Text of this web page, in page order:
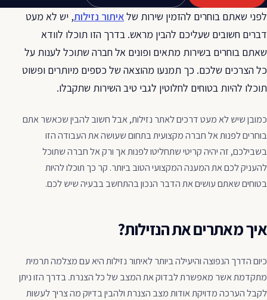
לפני שאתם בוחרים להזמין שירות שלאיתור נזילות, יש לא מעט
דברים חשובים שעליכם להבין מראש. בדרך הזו תוכלו לוודא
שאתם בוחרים בשירות מתאים ופונים אל חברה שתוכל לענות על
כל הצרכים שלכם. כך תמנעו מהוצאה של כספים מיותרים ופשוט
תוכלו להיות בטוחים לחלוטין לגבי טיב השירות שתקבלו.
כמובן שיש לא מעט דרכים לאתר נזילות, אבל חשוב להבין שכאשר אתם
בוחרים לפנות אל חברה מקצועית בתחום שעושה את העבודה הזו
בשבילכם, זה יהיה קריטי שתחליטו לפנות אך ורק אל חברה שתוכל
להעניק לכם את המענה המקצועי הטוב ביותר. קר כך תוכלו להיות
בטוחים שאתם עושים את הדבר הנכון בהתחשב בבעיה שיש לכם.
איך מאתרים את הנזילות?
כיום הדרך הנפוצה והיעילה ביותר לאיתור נזילות היא עם מצלמה תרמית
מתקדמת אשר מאפשרת לבדוק את המצב של כל הצנרת. בדרך הזו ניתן
לקבל הערכה מדויקת אודות מצב הצנרת ולהבין בדיוק מה צריך לעשות